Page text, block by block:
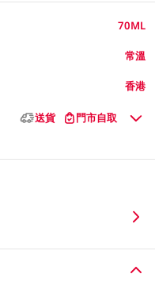
70ML
常溫
香港
送貨 門市自取